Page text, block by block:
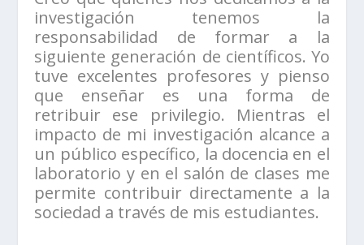
investigación tenemos la
responsabilidad de formar a la
siguiente generación de científicos. Yo
tuve excelentes profesores y pienso
que enseñar es una forma de
retribuir ese privilegio. Mientras el
impacto de mi investigación alcance a
un público específico, la docencia en el
laboratorio y en el salón de clases me
permite contribuir directamente a la
sociedad a través de mis estudiantes.